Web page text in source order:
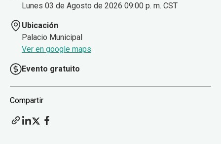
Lunes 03 de Agosto de 2026 09:00 p. m. CST
Ubicación
Palacio Municipal
Ver en google maps
Evento gratuito
Compartir